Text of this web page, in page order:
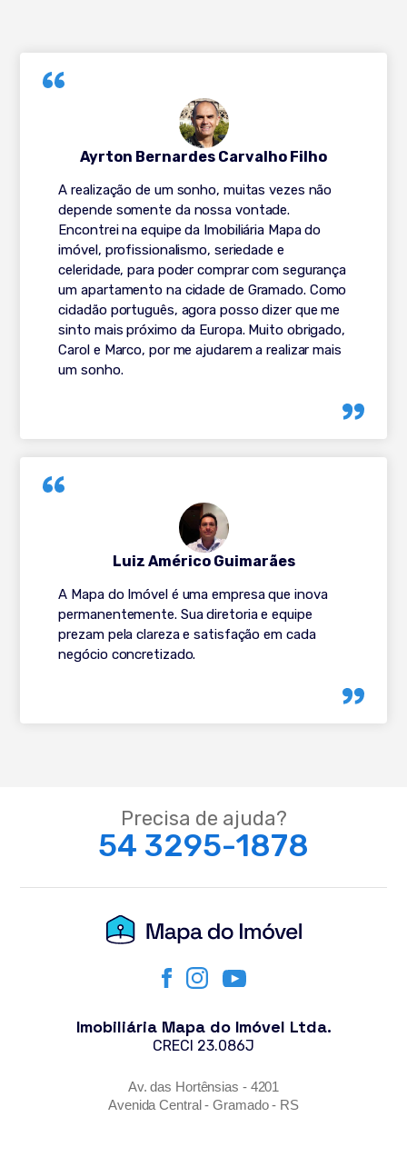
A realização de um sonho, muitas vezes não
depende somente da nossa vontade.
Encontrei na equipe da Imobiliária Mapa do
imóvel, profissionalismo, seriedade e
celeridade, para poder comprar com segurança
um apartamento na cidade de Gramado. Como
cidadão português, agora posso dizer que me
sinto mais próximo da Europa. Muito obrigado,
Carol e Marco, por me ajudarem a realizar mais
um sonho.
Ayrton Bernardes Carvalho Filho
A Mapa do Imóvel é uma empresa que inova
permanentemente. Sua diretoria e equipe
prezam pela clareza e satisfação em cada
negócio concretizado.
Luiz Américo Guimarães
Precisa de ajuda?
54 3295-1878
Imobiliária Mapa do Imóvel Ltda.
CRECI 23.086J
Av. das Hortênsias - 4201
Avenida Central - Gramado - RS